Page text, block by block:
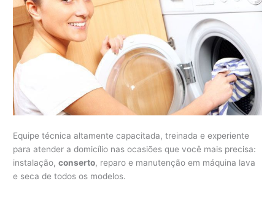
Equipe técnica altamente capacitada, treinada e experiente
para atender a domicílio nas ocasiões que você mais precisa:
instalação,conserto, reparo e manutenção em máquina lava
e seca de todos os modelos.